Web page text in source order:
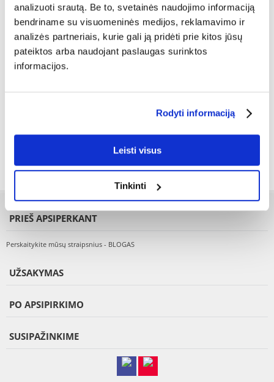
analizuoti srautą. Be to, svetainės naudojimo informaciją
bendriname su visuomeninės medijos, reklamavimo ir
analizės partneriais, kurie gali ją pridėti prie kitos jūsų
pateiktos arba naudojant paslaugas surinktos
informacijos.
Rodyti informaciją
Leisti visus
Tinkinti
• produktus, atitinkančius įvairius augintinių
skonio pomėgius,
• platų papildų pasirinkimą, padedantį
palaikyti tavo augintinio sveikatą ir formą,
PRIEŠ APSIPERKANT
Perskaitykite mūsų straipsnius - BLOGAS
UŽSAKYMAS
PO APSIPIRKIMO
SUSIPAŽINKIME